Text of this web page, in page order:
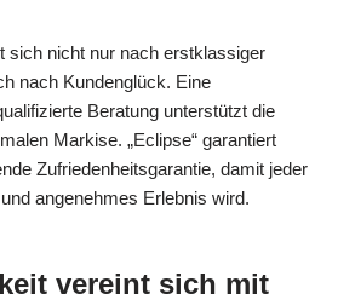
sich nicht nur nach erstklassiger
nach Kundenglück. Eine
Beratung unterstützt die
Markise. „Eclipse“ garantiert
Zufriedenheitsgarantie, damit jeder
angenehmes Erlebnis wird.
vereint sich mit